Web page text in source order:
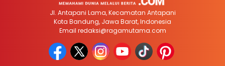
Jl. Antapani Lama, Kecamatan Antapani
Kota Bandung, Jawa Barat, Indonesia
Email redaksi@ragamutama.com